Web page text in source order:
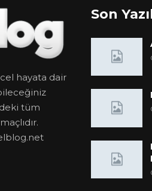
hayata dair
tüm
Son